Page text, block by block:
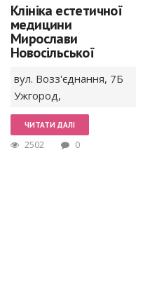
Клініка естетичної
медицини
Мирослави
Новосільської
вул. Возз'єднання, 7Б
Ужгород,
ЧИТАТИ ДАЛІ
2502 0